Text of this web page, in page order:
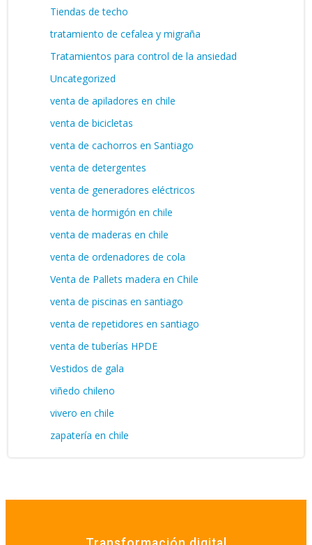
Tiendas de techo
tratamiento de cefalea y migraña
Tratamientos para control de la ansiedad
Uncategorized
venta de apiladores en chile
venta de bicicletas
venta de cachorros en Santiago
venta de detergentes
venta de generadores eléctricos
venta de hormigón en chile
venta de maderas en chile
venta de ordenadores de cola
Venta de Pallets madera en Chile
venta de piscinas en santiago
venta de repetidores en santiago
venta de tuberías HPDE
Vestidos de gala
viñedo chileno
vivero en chile
zapatería en chile